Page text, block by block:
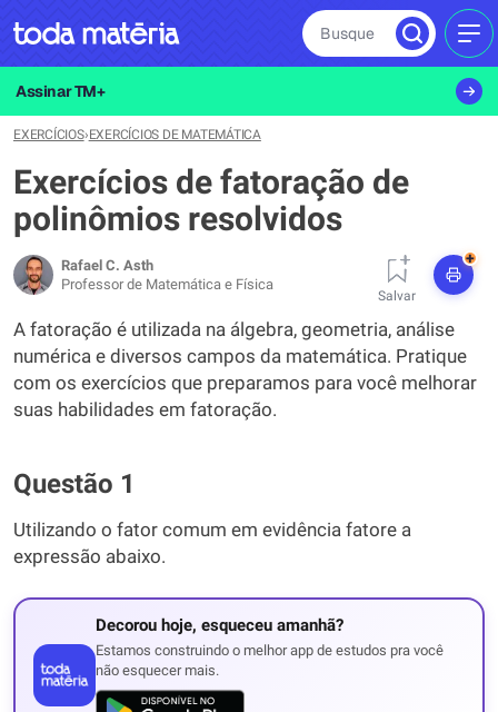
Busque
Assinar TM+
EXERCÍCIOS›EXERCÍCIOS DE MATEMÁTICA
Exercícios de fatoração de
polinômios resolvidos
Rafael C. Asth
Professor de Matemática e Física
Salvar
+
A fatoração é utilizada na álgebra, geometria, análise
numérica e diversos campos da matemática. Pratique
com os exercícios que preparamos para você melhorar
suas habilidades em fatoração.
Questão 1
Utilizando o fator comum em evidência fatore a
expressão abaixo.
Decorou hoje, esqueceu amanhã?
Estamos construindo o melhor app de estudos pra você
não esquecer mais.